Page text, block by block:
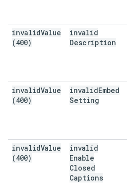
invalidValue
(400)
invalid
Description
invalidValue
(400)
invalidEmbed
Setting
invalidValue
(400)
invalid
Enable
Closed
Captions